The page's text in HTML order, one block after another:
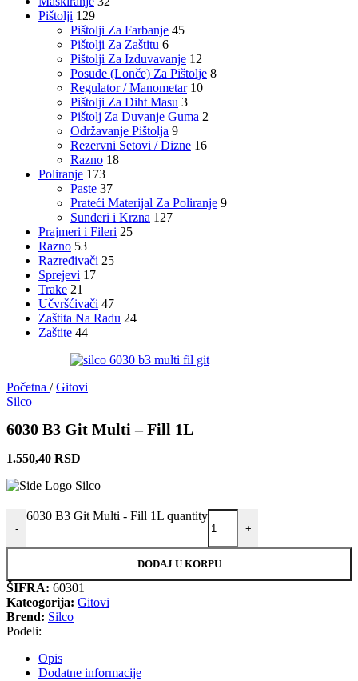
Pištolji 129
Pištolji Za Farbanje 45
Pištolji Za Zaštitu 6
Pištolji Za Izduvavanje 12
Posude (Lonče) Za Pištolje 8
Regulator / Manometar 10
Pištolji Za Diht Masu 3
Pištolj Za Duvanje Guma 2
Održavanje Pištolja 9
Rezervni Setovi / Dizne 16
Razno 18
Poliranje 173
Paste 37
Prateći Materijal Za Poliranje 9
Sunđeri i Krzna 127
Prajmeri i Fileri 25
Razno 53
Razređivači 25
Sprejevi 17
Trake 21
Učvršćivači 47
Zaštita Na Radu 24
Zaštite 44
Početna / Gitovi
Silco
6030 B3 Git Multi – Fill 1L
1.550,40 RSD
-
6030 B3 Git Multi - Fill 1L quantity
+
DODAJ U KORPU
ŠIFRA: 60301
Kateogorija: Gitovi
Brend: Silco
Podeli:
Opis
Dodatne informacije